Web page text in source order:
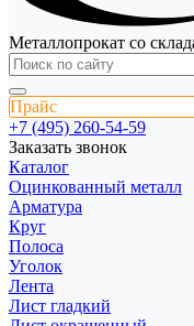
Металлопрокат со
Прайс
+7 (495) 260-54-59
Заказать звонок
Каталог
Оцинкованный металл
Арматура
Круг
Полоса
Уголок
Лента
Лист гладкий